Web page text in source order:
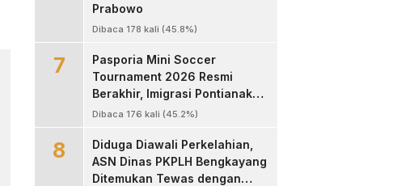
Prabowo
Dibaca 178 kali (45.8%)
7
Pasporia Mini Soccer
Tournament 2026 Resmi
Berakhir, Imigrasi Pontianak
Sukses Hadirkan Ajang Sportif
Masyarakat
Dibaca 176 kali (45.2%)
8
Diduga Diawali Perkelahian,
ASN Dinas PKPLH Bengkayang
Ditemukan Tewas dengan